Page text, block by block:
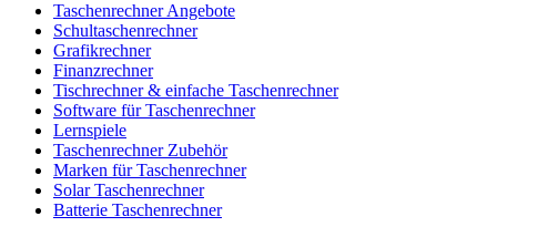
Taschenrechner Angebote
Schultaschenrechner
Grafikrechner
Finanzrechner
Tischrechner & einfache Taschenrechner
Software für Taschenrechner
Lernspiele
Taschenrechner Zubehör
Marken für Taschenrechner
Solar Taschenrechner
Batterie Taschenrechner